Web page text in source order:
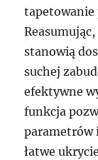
stanowią
suchej
efektywne
funkcja
parametrów
łatwe